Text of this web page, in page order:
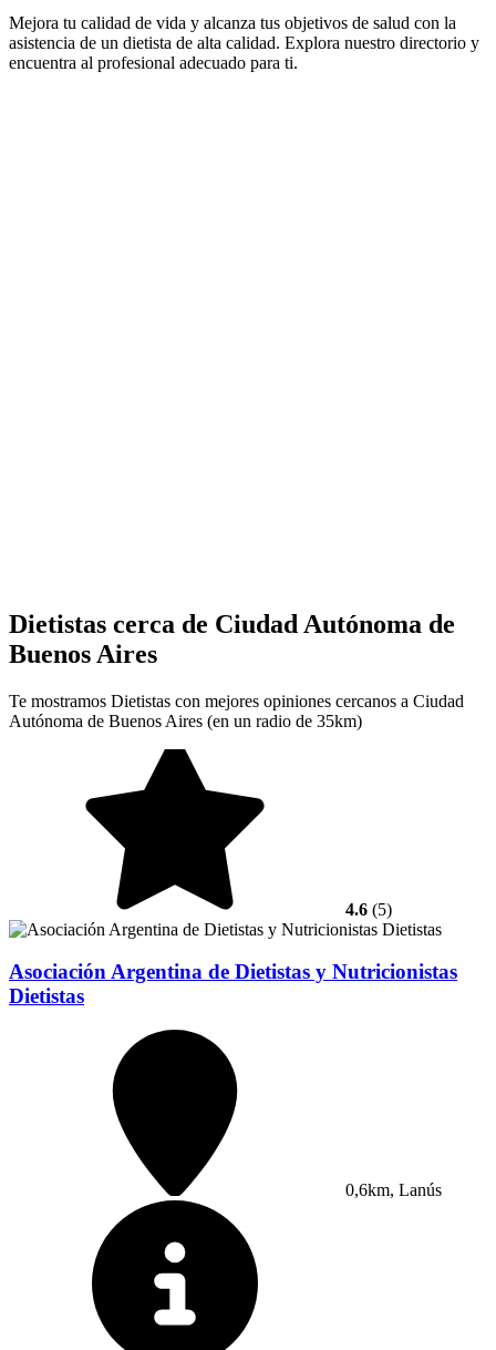
Mejora tu calidad de vida y alcanza tus objetivos de salud con la
asistencia de un dietista de alta calidad. Explora nuestro directorio y
encuentra al profesional adecuado para ti.
Dietistas cerca de Ciudad Autónoma de
Buenos Aires
Te mostramos Dietistas con mejores opiniones cercanos a Ciudad
Autónoma de Buenos Aires (en un radio de 35km)
4.6 (5)
Asociación Argentina de Dietistas y Nutricionistas
Dietistas
0,6km, Lanús